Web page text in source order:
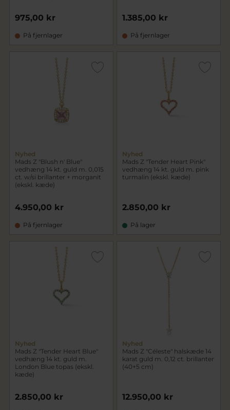
975,00 kr
På fjernlager
1.385,00 kr
På fjernlager
Nyhed
Mads Z "Blush n' Blue"
vedhæng 14 kt. guld m. 0,015
ct. w/si brillanter + morganit
(ekskl. kæde)
4.950,00 kr
På fjernlager
Nyhed
Mads Z "Tender Heart Pink"
vedhæng 14 kt. guld m. pink
turmalin (ekskl. kæde)
2.850,00 kr
På lager
Nyhed
Mads Z "Tender Heart Blue"
vedhæng 14 kt. guld m.
London Blue topas (ekskl.
kæde)
2.850,00 kr
Nyhed
Mads Z "Céleste" halskæde 14
karat guld m. 0,12 ct. brillanter
(40+5 cm)
12.950,00 kr